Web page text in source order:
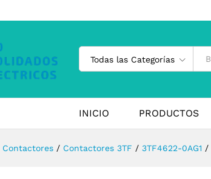
Todas las Categorías
INICIO PRODUCTOS
Contactores / Contactores 3TF / 3TF4622-0AG1 /